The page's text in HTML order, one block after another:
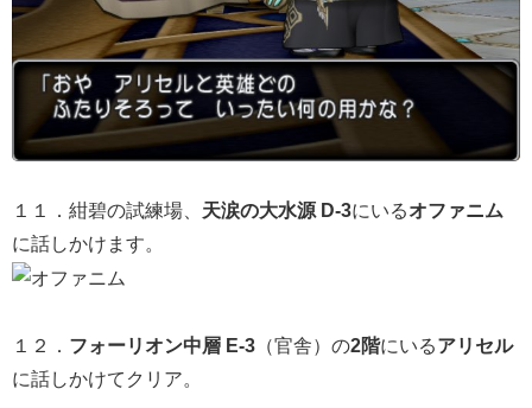
１１．紺碧の試練場、 天涙の大水源 D-3にいるオファニム
に話しかけます。
１２． フォーリオン中層 E-3 （官舎）の2階にいるアリセル
に話しかけてクリア。